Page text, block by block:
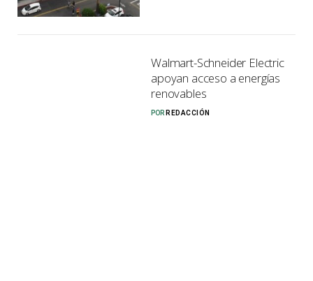
Walmart-Schneider Electric
apoyan acceso a energías
renovables
POR REDACCIÓN